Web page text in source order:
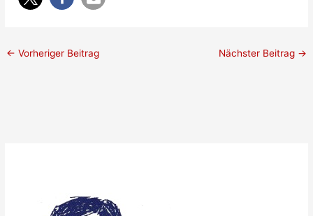
← Vorheriger Beitrag Nächster Beitrag →